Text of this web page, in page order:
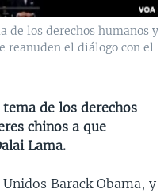
de los derechos humanos y
reanuden el diálogo con el
de los derechos
chinos a que
Lama.
Barack Obama, y